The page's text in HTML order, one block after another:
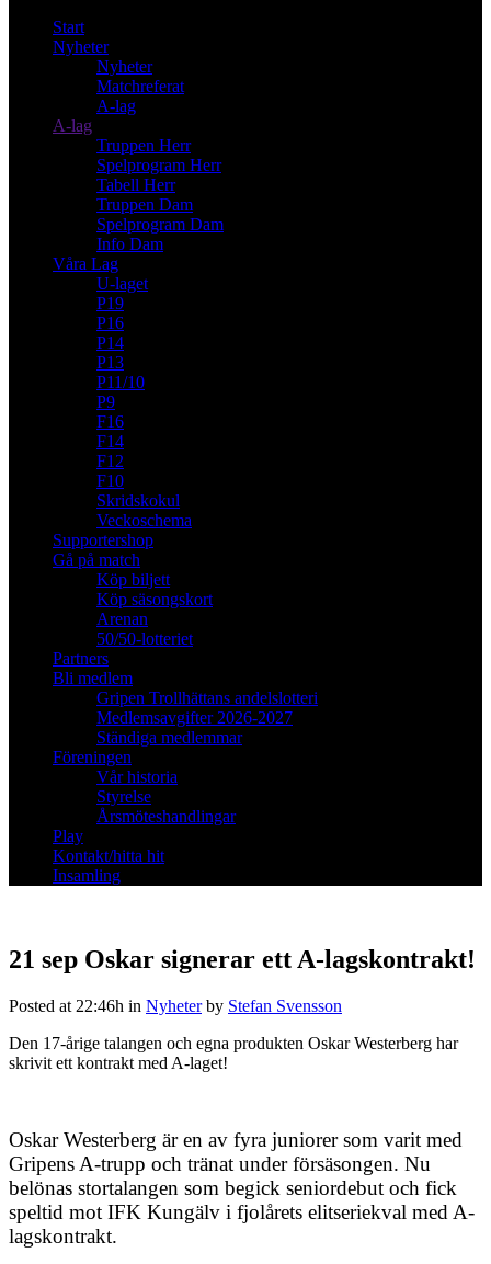
Start
Nyheter
Nyheter
Matchreferat
A-lag
A-lag
Truppen Herr
Spelprogram Herr
Tabell Herr
Truppen Dam
Spelprogram Dam
Info Dam
Våra Lag
U-laget
P19
P16
P14
P13
P11/10
P9
F16
F14
F12
F10
Skridskokul
Veckoschema
Supportershop
Gå på match
Köp biljett
Köp säsongskort
Arenan
50/50-lotteriet
Partners
Bli medlem
Gripen Trollhättans andelslotteri
Medlemsavgifter 2026-2027
Ständiga medlemmar
Föreningen
Vår historia
Styrelse
Årsmöteshandlingar
Play
Kontakt/hitta hit
Insamling
21 sep Oskar signerar ett A-lagskontrakt!
Posted at 22:46h in Nyheter by Stefan Svensson
Den 17-årige talangen och egna produkten Oskar Westerberg har
skrivit ett kontrakt med A-laget!
Oskar Westerberg är en av fyra juniorer som varit med
Gripens A-trupp och tränat under försäsongen. Nu
belönas stortalangen som begick seniordebut och fick
speltid mot IFK Kungälv i fjolårets elitseriekval med A-
lagskontrakt.